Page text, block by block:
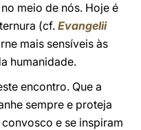
meio de nós. Hoje é
(cf. Evangelii
mais sensíveis às
humanidade.
encontro. Que a
sempre e proteja
e se inspiram